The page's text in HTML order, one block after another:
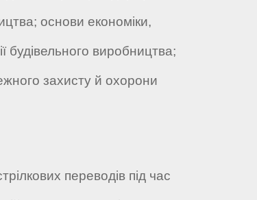
основи економіки,
будівельного виробництва;
захисту й охорони
переводів під час